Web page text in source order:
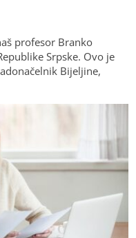
profesor Branko
Srpske. Ovo je
Bijeljine,